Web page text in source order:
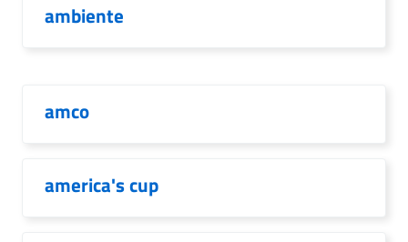
ambiente
amco
america's cup